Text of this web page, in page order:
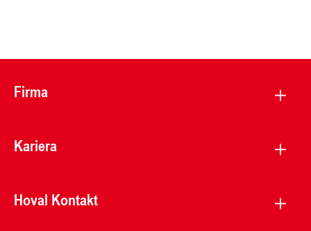
Firma
Kariera
Hoval Kontakt